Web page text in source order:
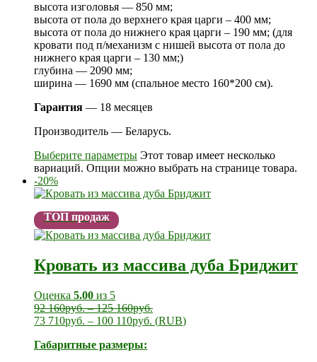
высота изголовья — 850 мм;
высота от пола до верхнего края царги – 400 мм;
высота от пола до нижнего края царги – 190 мм; (для
кровати под п/механизм с нишей высота от пола до
нижнего края царги – 130 мм;)
глубина — 2090 мм;
ширина — 1690 мм (спальное место 160*200 см).
Гарантия — 18 месяцев
Производитель — Беларусь.
Выберите параметры Этот товар имеет несколько
вариаций. Опции можно выбрать на странице товара.
-20%
ТОП продаж
Кровать из массива дуба Бриджит
Оценка 5.00 из 5
92 160руб.–125 160руб.
73 710руб. – 100 110руб. (RUB)
Габаритные размеры: